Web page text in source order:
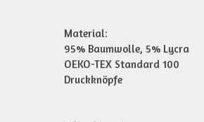
Material:
95% Baumwolle, 5% Lycra
OEKO-TEX Standard 100
Druckknöpfe